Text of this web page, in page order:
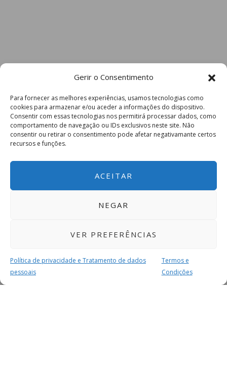
Gerir o Consentimento
Para fornecer as melhores experiências, usamos tecnologias como
cookies para armazenar e/ou aceder a informações do dispositivo.
Consentir com essas tecnologias nos permitirá processar dados, como
comportamento de navegação ou IDs exclusivos neste site. Não
consentir ou retirar o consentimento pode afetar negativamante certos
recursos e funções.
ACEITAR
NEGAR
VER PREFERÊNCIAS
Política de privacidade e Tratamento de dados
pessoais
Termos e
Condições